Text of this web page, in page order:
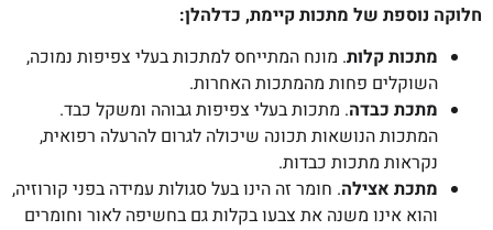
חלוקה נוספת של מתכות קיימת, כדלהלן:
מתכות קלות. מונח המתייחס למתכות בעלי צפיפות נמוכה,
השוקלים פחות מהמתכות האחרות.
מתכת כבדה. מתכות בעלי צפיפות גבוהה ומשקל כבד.
המתכות הנושאות תכונה שיכולה לגרום להרעלה רפואית,
נקראות מתכות כבדות.
מתכת אצילה. חומר זה הינו בעל סגולות עמידה בפני קורוזיה,
והוא אינו משנה את צבעו בקלות גם בחשיפה לאור וחומרים